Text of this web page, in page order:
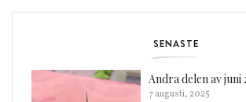
SENASTE
Andra delen av juni
7 augusti, 2025